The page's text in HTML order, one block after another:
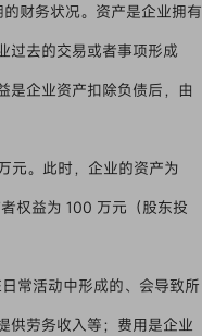
财务状况。资产是企业拥有
过去的交易或者事项形成
是企业资产扣除负债后，由
元。此时，企业的资产为
权益为 100 万元（股东投
常活动中形成的、会导致所
供劳务收入等；费用是企业